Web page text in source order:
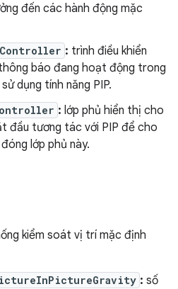
đến các hành động mặc
: trình điều khiển
báo đang hoạt động trong
dụng tính năng PIP.
: lớp phủ hiển thị cho
đầu tương tác với PIP để cho
lớp phủ này.
kiểm soát vị trí mặc định
: số